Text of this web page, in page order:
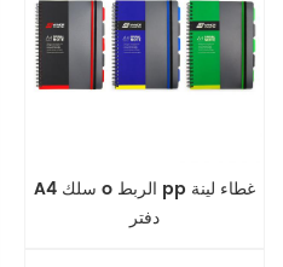
A4 سلك o الربط pp غطاء لينة
دفتر